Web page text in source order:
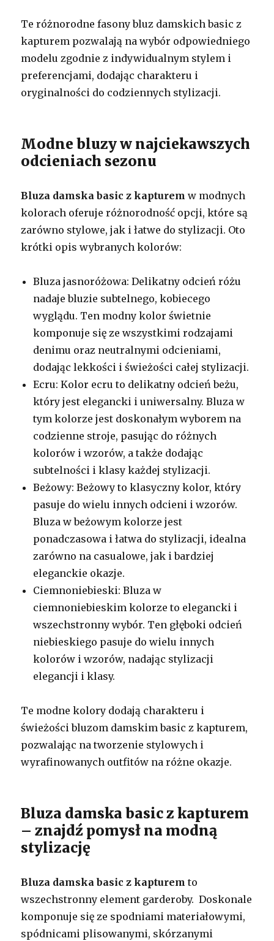
Te różnorodne fasony bluz damskich basic z
kapturem pozwalają na wybór odpowiedniego
modelu zgodnie z indywidualnym stylem i
preferencjami, dodając charakteru i
oryginalności do codziennych stylizacji.
Modne bluzy w najciekawszych
odcieniach sezonu
Bluza damska basic z kapturem w modnych
kolorach oferuje różnorodność opcji, które są
zarówno stylowe, jak i łatwe do stylizacji. Oto
krótki opis wybranych kolorów:
Bluza jasnoróżowa: Delikatny odcień różu
nadaje bluzie subtelnego, kobiecego
wyglądu. Ten modny kolor świetnie
komponuje się ze wszystkimi rodzajami
denimu oraz neutralnymi odcieniami,
dodając lekkości i świeżości całej stylizacji.
Ecru: Kolor ecru to delikatny odcień beżu,
który jest elegancki i uniwersalny. Bluza w
tym kolorze jest doskonałym wyborem na
codzienne stroje, pasując do różnych
kolorów i wzorów, a także dodając
subtelności i klasy każdej stylizacji.
Beżowy: Beżowy to klasyczny kolor, który
pasuje do wielu innych odcieni i wzorów.
Bluza w beżowym kolorze jest
ponadczasowa i łatwa do stylizacji, idealna
zarówno na casualowe, jak i bardziej
eleganckie okazje.
Ciemnoniebieski: Bluza w
ciemnoniebieskim kolorze to elegancki i
wszechstronny wybór. Ten głęboki odcień
niebieskiego pasuje do wielu innych
kolorów i wzorów, nadając stylizacji
elegancji i klasy.
Te modne kolory dodają charakteru i
świeżości bluzom damskim basic z kapturem,
pozwalając na tworzenie stylowych i
wyrafinowanych outfitów na różne okazje.
Bluza damska basic z kapturem
– znajdź pomysł na modną
stylizację
Bluza damska basic z kapturem to
wszechstronny element garderoby. Doskonale
komponuje się ze spodniami materiałowymi,
spódnicami plisowanymi, skórzanymi